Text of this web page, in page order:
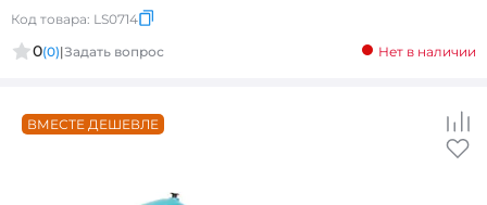
Код товара: LS0714
0(0)|Задать вопрос Нет в наличии
ВМЕСТЕ ДЕШЕВЛЕ